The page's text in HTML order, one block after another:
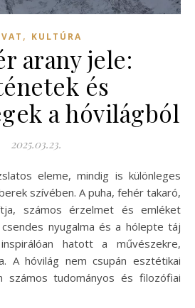
, KULTÚRA
arany jele:
és
a hóvilágból
2025.03.23.
szívében. A puha, fehér takaró,
számos érzelmet és emléket
nyugalma és a hólepte táj
hatott a művészekre,
A hóvilág nem csupán esztétikai
számos tudományos és filozófiai